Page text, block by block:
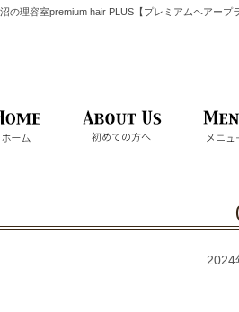
の理容室premium hair PLUS【プレミアムヘアープ
2024